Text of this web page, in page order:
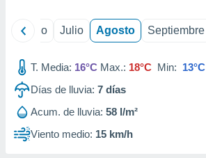
1199
Junio Julio Agosto Septiembre
T. Media: 16°C Max.: 18°C Min: 13°C
Días de lluvia: 7 días
Acum. de lluvia: 58 l/m²
Viento medio: 15 km/h